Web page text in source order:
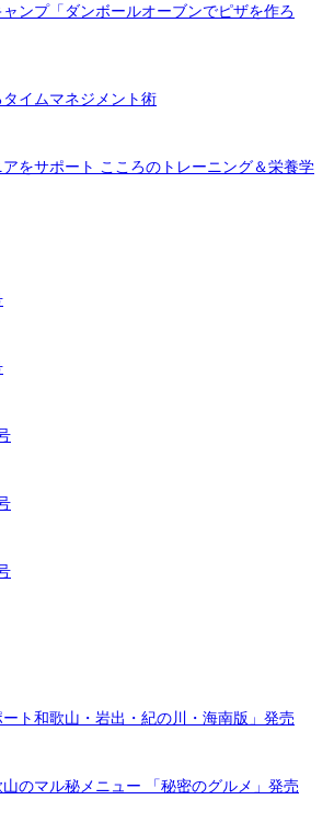
ンプ「ダンボールオーブンでピザを作ろ
イムマネジメント術
アをサポート こころのトレーニング＆栄養学
ート和歌山・岩出・紀の川・海南版」発売
のマル秘メニュー 「秘密のグルメ」発売